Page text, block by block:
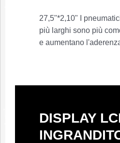
27,5"*2,10" I
più larghi sono più
e aumentano
DISPLAY